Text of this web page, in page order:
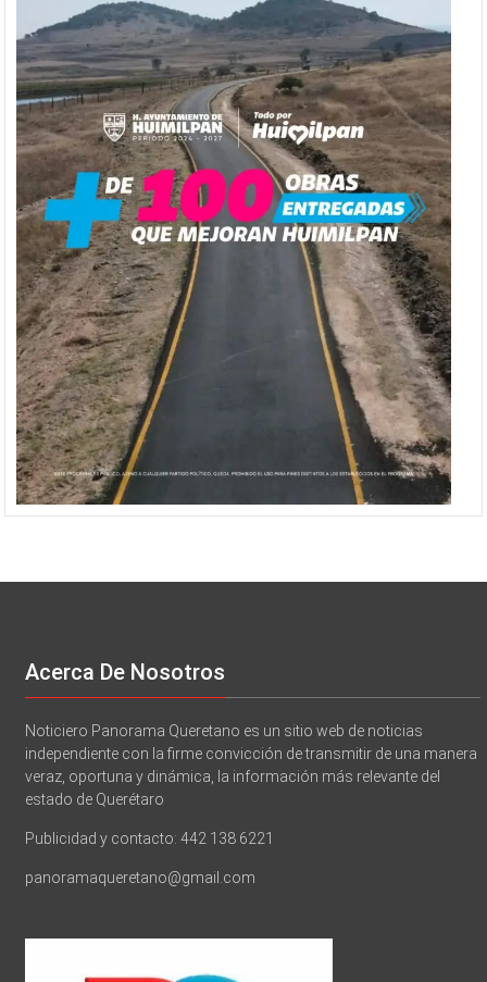
Acerca De Nosotros
Noticiero Panorama Queretano es un sitio web de noticias
independiente con la firme convicción de transmitir de una manera
veraz, oportuna y dinámica, la información más relevante del
estado de Querétaro
Publicidad y contacto: 442 138 6221
panoramaqueretano@gmail.com